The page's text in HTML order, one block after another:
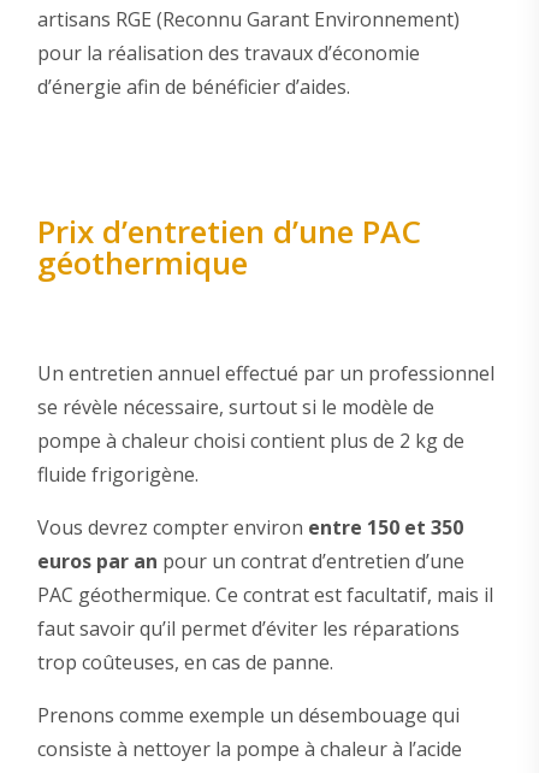
artisans RGE (Reconnu Garant Environnement)
pour la réalisation des travaux d’économie
d’énergie afin de bénéficier d’aides.
Prix d’entretien d’une PAC
géothermique
Un entretien annuel effectué par un professionnel
se révèle nécessaire, surtout si le modèle de
pompe à chaleur choisi contient plus de 2 kg de
fluide frigorigène.
Vous devrez compter environ entre 150 et 350
euros par an pour un contrat d’entretien d’une
PAC géothermique. Ce contrat est facultatif, mais il
faut savoir qu’il permet d’éviter les réparations
trop coûteuses, en cas de panne.
Prenons comme exemple un désembouage qui
consiste à nettoyer la pompe à chaleur à l’acide